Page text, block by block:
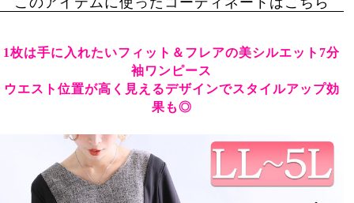
ぴろっと糸が所々出ていて
細見えワンピを楽しみたいと思います
実際着てみて
ちょっと背中が余ってもたつくのが
1枚は手に入れたいフィット＆フレアの美シルエット7分
袖ワンピース
ウエスト位置が高く見えるデザインでスタイルアップ効
果も◎